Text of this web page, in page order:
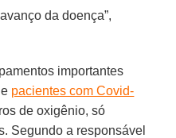
da doença”,
importantes
pacientes com Covid-
de oxigênio, só
Segundo a responsável